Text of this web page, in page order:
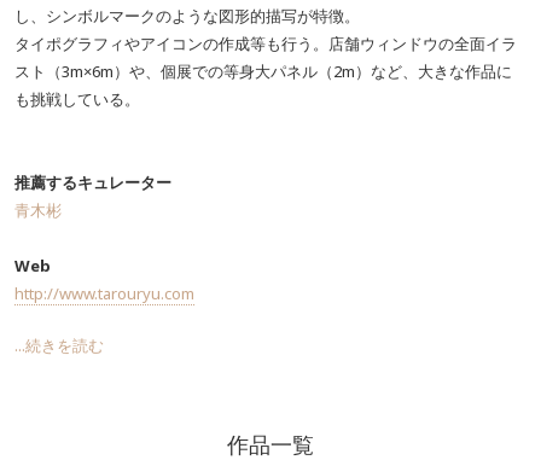
し、シンボルマークのような図形的描写が特徴。
タイポグラフィやアイコンの作成等も行う。店舗ウィンドウの全面イラ
スト（3m×6m）や、個展での等身大パネル（2m）など、大きな作品に
も挑戦している。
推薦するキュレーター
青木彬
Web
http://www.tarouryu.com
...続きを読む
作品一覧